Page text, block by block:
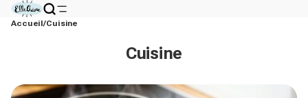
Accueil Cuisine
Cuisine